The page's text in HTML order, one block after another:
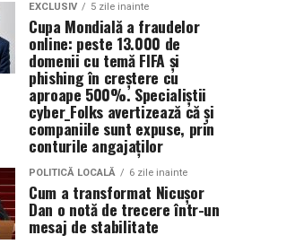
EXCLUSIV 5 zile inainte
Cupa Mondială a fraudelor
online: peste 13.000 de
domenii cu temă FIFA și
phishing în creștere cu
aproape 500%. Specialiștii
cyber_Folks avertizează că și
companiile sunt expuse, prin
conturile angajaților
POLITICĂ LOCALĂ 6 zile inainte
Cum a transformat Nicușor
Dan o notă de trecere într-un
mesaj de stabilitate